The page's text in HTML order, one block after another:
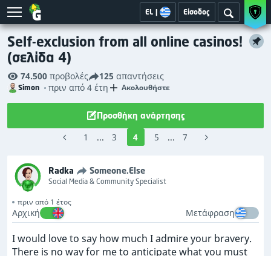
EL | Είσοδος
Self-exclusion from all online casinos!
(σελίδα 4)
74.500 προβολές 125 απαντήσεις
Simon πριν από 4 έτη Ακολουθήστε
1 ... 3 4 5 ... 7
Προσθήκη ανάρτησης
Radka Someone.Else
Social Media & Community Specialist
πριν από 1 έτος
Αρχική Μετάφραση
I would love to say how much I admire your bravery.
There is no way for me to anticipate what you must